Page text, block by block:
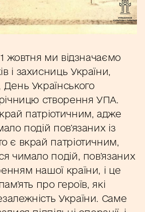
1 жовтня ми відзначаємо
і захисниць України,
Українського
створення УПА.
патріотичним, адже
подій пов’язаних із
є вкрай патріотичним,
чимало подій, пов’язаних
нашої країни, і це
про героїв, які
України. Саме